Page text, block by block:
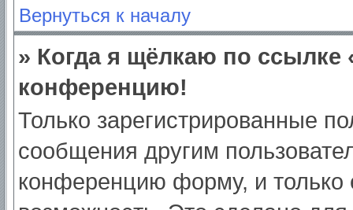
Вернуться к началу
» Когда я щёлкаю по ссылке
конференцию!
Только зарегистрированные
сообщения другим
конференцию форму, и только